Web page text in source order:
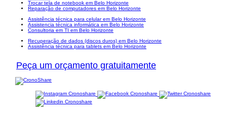
Trocar tela de notebook em Belo Horizonte
Reparação de computadores em Belo Horizonte
Assistência técnica para celular em Belo Horizonte
Assistencia técnica informática em Belo Horizonte
Consultoria em TI em Belo Horizonte
Recuperação de dados (discos duros) em Belo Horizonte
Assistência técnica para tablets em Belo Horizonte
Peça um orçamento gratuitamente